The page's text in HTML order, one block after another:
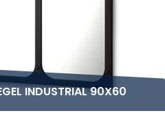
INDUSTRIAL 90X60